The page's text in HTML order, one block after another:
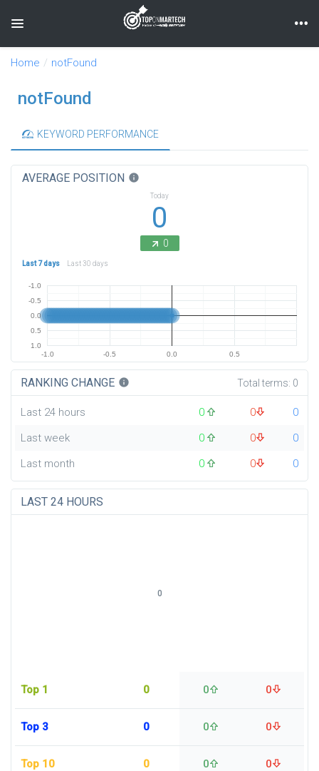
Toggle navigation
Home notFound
notFound
KEYWORD PERFORMANCE
AVERAGE POSITION info
Today
0
0
Last 7 days Last 30 days
-1.0 -0.5 0.0 0.5
-1.0
-0.5
0.0
0.5
1.0
RANKING CHANGE info Total terms: 0
Last 24 hours 0 0
0
Last week
0 0
0
Last month
0 0 0
LAST 24 HOURS
Top 1 0 0 0
Top 3 0 0 0
Top 10 0 0 0
0